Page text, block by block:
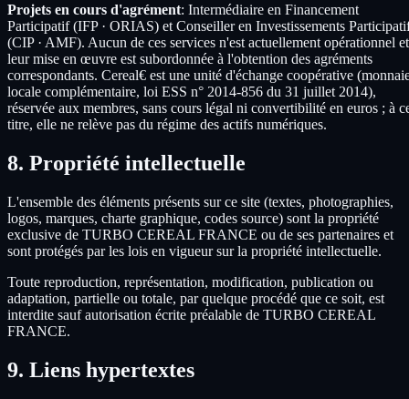
Projets en cours d'agrément: Intermédiaire en Financement
Participatif (IFP · ORIAS) et Conseiller en Investissements
(CIP · AMF). Aucun de ces services n'est actuellement opérationnel et
leur mise en œuvre est subordonnée à l'obtention des agréments
correspondants. Cereal€ est une unité d'échange coopérative
locale complémentaire, loi ESS n° 2014-856 du 31 juillet 2014),
réservée aux membres, sans cours légal ni convertibilité en euros ; à
titre, elle ne relève pas du régime des actifs numériques.
8. Propriété intellectuelle
L'ensemble des éléments présents sur ce site (textes, photographies,
logos, marques, charte graphique, codes source) sont la propriété
exclusive de TURBO CEREAL FRANCE ou de ses partenaires et
sont protégés par les lois en vigueur sur la propriété intellectuelle.
Toute reproduction, représentation, modification, publication ou
adaptation, partielle ou totale, par quelque procédé que ce soit, est
interdite sauf autorisation écrite préalable de TURBO CEREAL
FRANCE.
9. Liens hypertextes